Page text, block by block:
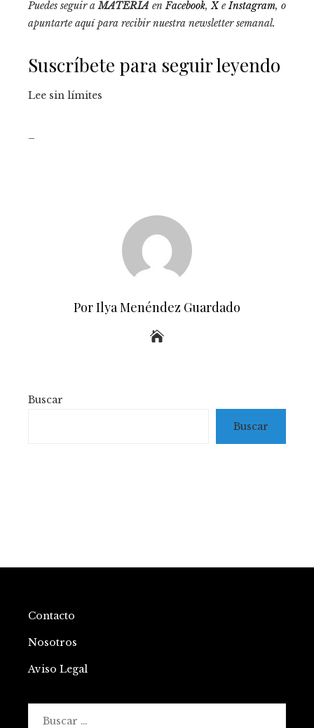
Puedes seguir aMATERIA en Facebook,XeInstagram, o
apuntarte aquí para recibirnuestra newsletter semanal.
Suscríbete para seguir leyendo
Lee sin límites
Por Ilya Menéndez Guardado
Buscar
Buscar
Contacto
Nosotros
Aviso Legal